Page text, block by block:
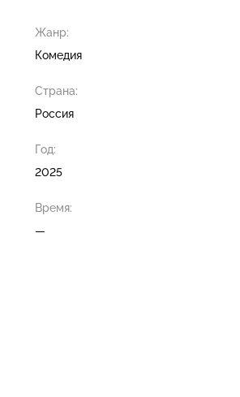
Жанр:
Комедия
Страна:
Россия
Год:
2025
Время:
—